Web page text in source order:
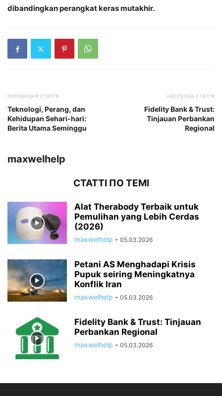
dibandingkan perangkat keras mutakhir.
попередня стаття
Teknologi, Perang, dan
Kehidupan Sehari-hari:
Berita Utama Seminggu
наступна стаття
Fidelity Bank & Trust:
Tinjauan Perbankan
Regional
maxwelhelp
СТАТТІ ПО ТЕМІ
Alat Therabody Terbaik untuk
Pemulihan yang Lebih Cerdas
(2026)
maxwelhelp - 05.03.2026
Petani AS Menghadapi Krisis
Pupuk seiring Meningkatnya
Konflik Iran
maxwelhelp - 05.03.2026
Fidelity Bank & Trust: Tinjauan
Perbankan Regional
maxwelhelp - 05.03.2026